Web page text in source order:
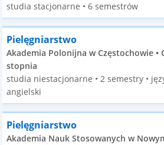
studia stacjonarne • 6 semestrów
Pielęgniarstwo
Akademia Polonijna w Częstochowie •
stopnia
studia niestacjonarne • 2 semestry •
angielski
Pielęgniarstwo
Akademia Nauk Stosowanych w